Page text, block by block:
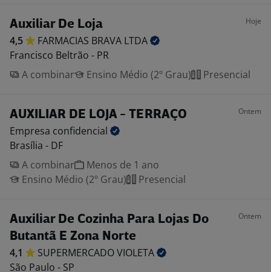
Auxiliar De Loja Hoje
4,5 FARMACIAS BRAVA LTDA
Francisco Beltrão - PR
A combinar
Ensino Médio (2º Grau) Presencial
AUXILIAR DE LOJA - TERRAÇO Ontem
Empresa confidencial
Brasília - DF
A combinar
Menos de 1 ano
Ensino Médio (2º Grau)
Presencial
Auxiliar De Cozinha Para Lojas Do
Butantã E Zona Norte
Ontem
4,1 SUPERMERCADOVIOLETA
São Paulo - SP